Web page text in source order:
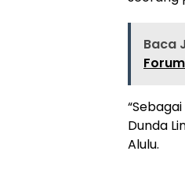
Baca
Dunda
Alulu.